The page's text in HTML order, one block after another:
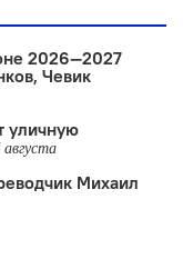
2026—2027
Чевик
уличную
Михаил